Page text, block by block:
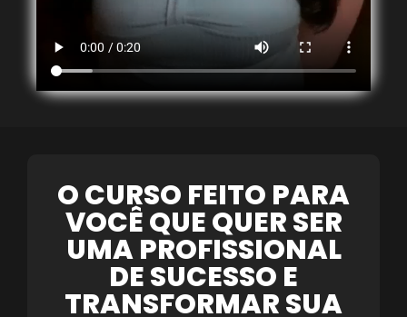
O CURSO FEITO PARA
VOCÊ QUE QUER SER
UMA PROFISSIONAL
DE SUCESSO E
TRANSFORMAR SUA